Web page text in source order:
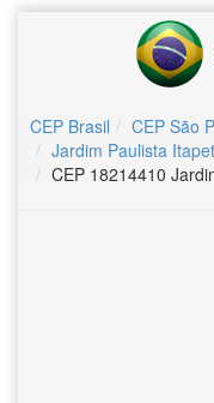
CEP Brasil CEP São
Jardim Paulista
CEP 18214410